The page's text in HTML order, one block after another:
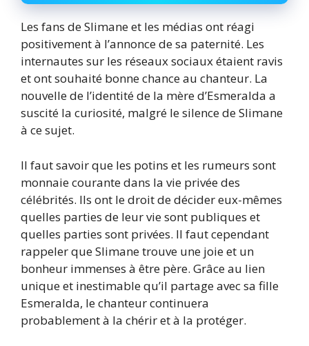
Les fans de Slimane et les médias ont réagi
positivement à l’annonce de sa paternité. Les
internautes sur les réseaux sociaux étaient ravis
et ont souhaité bonne chance au chanteur. La
nouvelle de l’identité de la mère d’Esmeralda a
suscité la curiosité, malgré le silence de Slimane
à ce sujet.
Il faut savoir que les potins et les rumeurs sont
monnaie courante dans la vie privée des
célébrités. Ils ont le droit de décider eux-mêmes
quelles parties de leur vie sont publiques et
quelles parties sont privées. Il faut cependant
rappeler que Slimane trouve une joie et un
bonheur immenses à être père. Grâce au lien
unique et inestimable qu’il partage avec sa fille
Esmeralda, le chanteur continuera
probablement à la chérir et à la protéger.